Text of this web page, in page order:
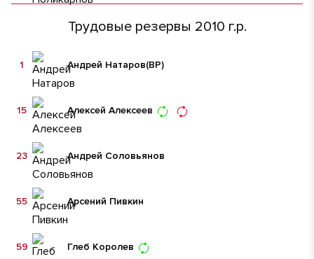
Трудовые резервы 2010 г.р.
Андрей Натаров(ВР)
1
Алексей Алексеев
15
Андрей Соловьянов
23
Арсений Пивкин
55
Глеб Королев
59